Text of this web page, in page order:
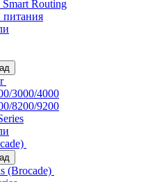
Smart Routing
питания
3000/4000
8200/9200
(Brocade)